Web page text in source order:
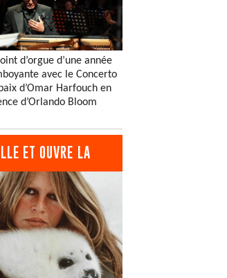
d’orgue d’une année
avec le Concerto
d’Omar Harfouch en
d’Orlando Bloom
ET OUVRE LA